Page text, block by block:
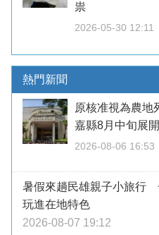
祟
2026-05-30 12:11
熱門新聞
原核准視為農
嘉縣8月中旬展
2026-08-06 16:53
暑假來趟民雄親子小旅行
玩進在地特色
2026-08-07 19:12